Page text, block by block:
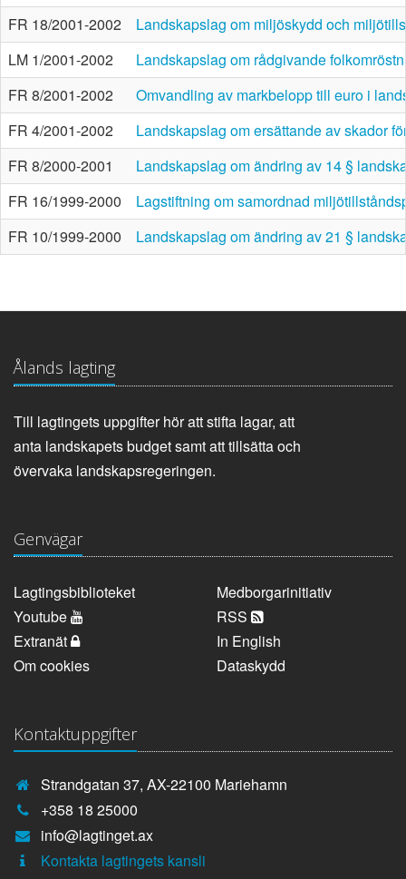
FR 18/2001-2002
Landskapslag om miljöskydd och
LM 1/2001-2002
Landskapslag om rådgivande
FR 8/2001-2002
Omvandling av markbelopp till euro i
FR 4/2001-2002
Landskapslag om ersättande av skador
FR 8/2000-2001
Landskapslag om ändring av 14 §
FR 16/1999-2000
Lagstiftning om samordnad
FR 10/1999-2000
Landskapslag om ändring av 21 §
Ålands lagting
Till lagtingets uppgifter hör att stifta lagar, att
anta landskapets budget samt att tillsätta och
övervaka landskapsregeringen.
Genvägar
Lagtingsbiblioteket
Medborgarinitiativ
Youtube
RSS
Extranät
In English
Om cookies
Dataskydd
Kontaktuppgifter
Strandgatan 37, AX-22100 Mariehamn
Telefonnummer:
+358 18 25000
E-
post:
info@lagtinget.ax
Fler:
Kontakta lagtingets kansli